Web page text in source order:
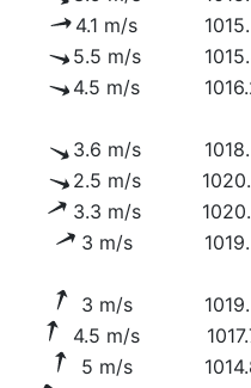
4.1 m/s
5.5 m/s
4.5 m/s
3.6 m/s
2.5 m/s
3.3 m/s
3 m/s
3 m/s
4.5 m/s
5 m/s